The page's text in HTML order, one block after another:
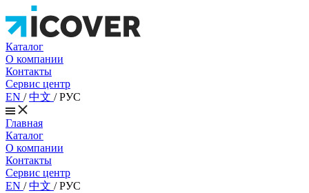
Каталог
О компании
Контакты
Сервис центр
EN /中文 /РУС
Главная
Каталог
О компании
Контакты
Сервис центр
EN /中文 /РУС